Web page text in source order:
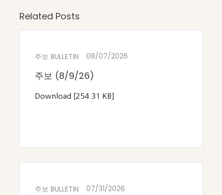
Related Posts
주보 BULLETIN 08/07/2026
주보 (8/9/26)
Download [254.31 KB]
주보 BULLETIN 07/31/2026